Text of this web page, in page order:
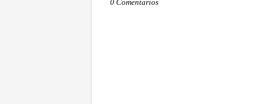
0 Comentarios